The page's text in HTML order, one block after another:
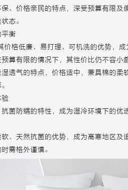
、价格亲民的特点，深受预算有限
态。
平衡
格低廉、易打理、可机洗的优势，
算有限的情况下，其性价比仍不容小觑
透气的特点，价格适中，兼具棉的
菌防螨的特性，成为湿冷环境下的
、天然抗菌的优势，成为高寒地区
需格外谨慎。